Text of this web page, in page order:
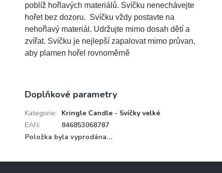
poblíž hořlavých materiálů. Svíčku nenechávejte
hořet bez dozoru. Svíčku vždy postavte na
nehořlavý materiál. Udržujte mimo dosah dětí a
zvířat. Svíčku je nejlepší zapalovat mimo průvan,
aby plamen hořel rovnoměrně
Doplňkové parametry
Kategorie:
Kringle Candle - Svíčky velké
EAN:
846853068787
Položka byla vyprodána…